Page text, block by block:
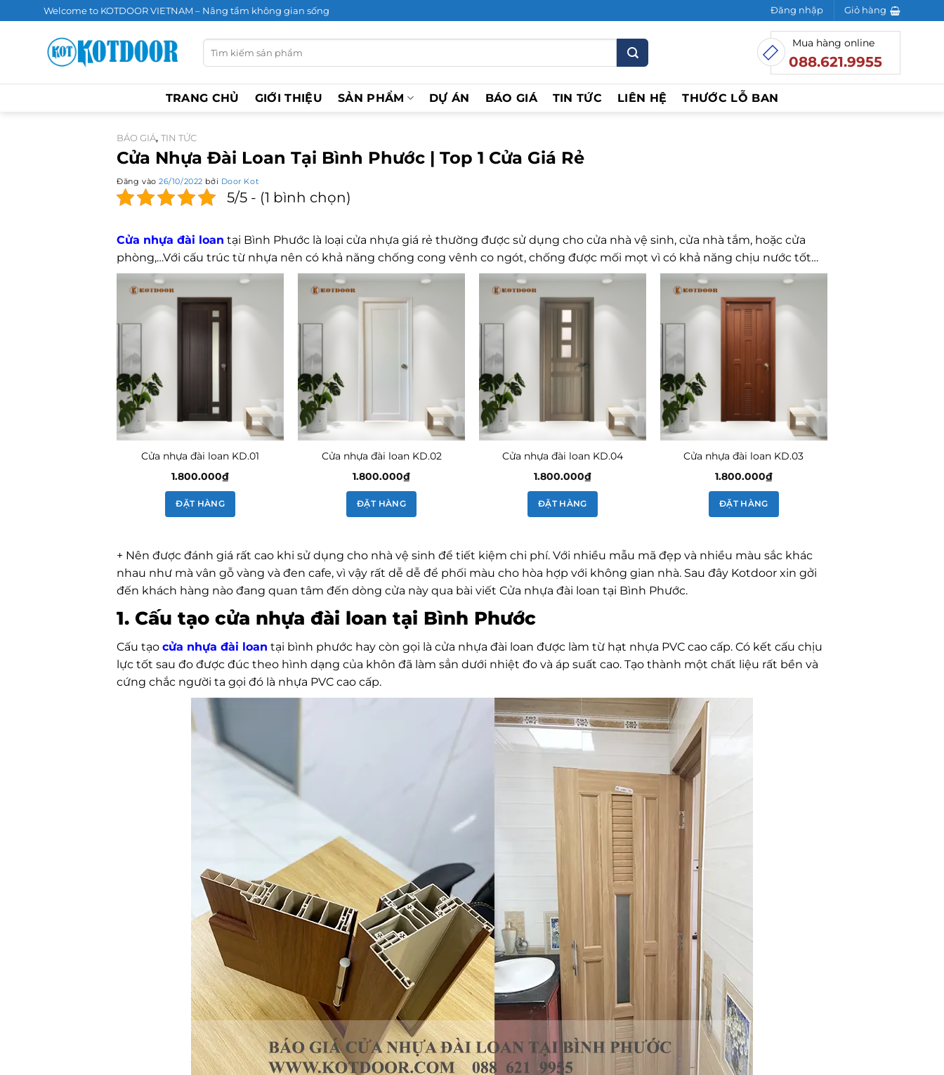
qua
Welcome to KOTDOOR VIETNAM – Nâng tầm không gian sống Đăng nhập Giỏ hàng
Tìm
kiếm:
Mua hàng online
088.621.9955
TRANG CHỦ GIỚI THIỆU SẢN PHẨM DỰ ÁN BÁO GIÁ TIN TỨC LIÊN HỆ THƯỚC LỖ BAN
BÁO GIÁ,TIN TỨC
Cửa Nhựa Đài Loan Tại Bình Phước | Top 1 Cửa Giá Rẻ
Đăng vào26/10/2022 bởi Door Kot
5/5 - (1 bình chọn)
Cửa nhựa đài loan tại Bình Phước là loại cửa nhựa giá rẻ thường được sử dụng cho cửa nhà vệ sinh, cửa nhà tắm, hoặc cửa
phòng,…Với cấu trúc từ nhựa nên có khả năng chống cong vênh co ngót, chống được mối mọt vì có khả năng chịu nước tốt…
Cửa nhựa đài loan KD.01
1.800.000₫
ĐẶT HÀNG
Cửa nhựa đài loan KD.02
1.800.000₫
ĐẶT HÀNG
Cửa nhựa đài loan KD.04
1.800.000₫
ĐẶT HÀNG
Cửa nhựa đài loan KD.03
1.800.000₫
ĐẶT HÀNG
+ Nên được đánh giá rất cao khi sử dụng cho nhà vệ sinh để tiết kiệm chi phí. Với nhiều mẫu mã đẹp và nhiều màu sắc khác
nhau như mà vân gỗ vàng và đen cafe, vì vậy rất dễ dễ để phối màu cho hòa hợp với không gian nhà. Sau đây Kotdoor xin gởi
đến khách hàng nào đang quan tâm đến dòng cửa này qua bài viết Cửa nhựa đài loan tại Bình Phước.
1. Cấu tạo cửa nhựa đài loan tại Bình Phước
Cấu tạocửa nhựa đài loan tại bình phước hay còn gọi là cửa nhựa đài loan được làm từ hạt nhựa PVC cao cấp. Có kết cấu chịu
lực tốt sau đo được đúc theo hình dạng của khôn đã làm sẳn dưới nhiệt đo và áp suất cao. Tạo thành một chất liệu rất bền và
cứng chắc người ta gọi đó là nhựa PVC cao cấp.